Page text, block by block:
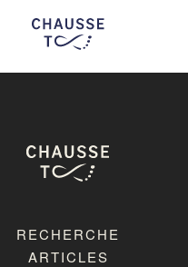
RECHERCHE
ARTICLES